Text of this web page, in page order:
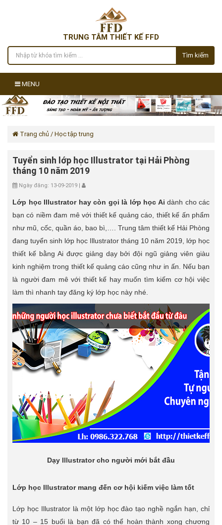
TRUNG TÂM THIẾT KẾ FFD
Tìm kiếm
MENU
Trang chủ / Học tập trung
Tuyển sinh lớp học Illustrator tại Hải Phòng
tháng 10 năm 2019
Ngày đăng: 13-09-2019 |
Lớp học Illustrator hay còn gọi là lớp học Ai dành cho các
bạn có niềm đam mê với thiết kế quảng cáo, thiết kế ấn phẩm
như mũ, cốc, quần áo, bao bì,…. Trung tâm thiết kế Hải Phòng
đang tuyển sinh lớp học Illustrator tháng 10 năm 2019, lớp học
thiết kế bằng Ai được giảng dạy bởi đội ngũ giảng viên giàu
kinh nghiệm trong thiết kế quảng cáo cũng như in ấn. Nếu bạn
là người đam mê với thiết kế hay muốn tìm kiếm cơ hội việc
làm thì nhanh tay đăng ký lớp học này nhé.
Dạy Illustrator cho người mới bắt đầu
Lớp học Illustrator mang đến cơ hội kiếm việc làm tốt
Lớp học Illustrator là một lớp học đào tạo nghề ngắn hạn, chỉ
từ 10 – 15 buổi là bạn đã có thể hoàn thành xong chương